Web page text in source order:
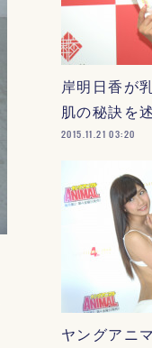
岸明日香が
肌の秘訣を
2015.11.21 03:20
ヤングアニ